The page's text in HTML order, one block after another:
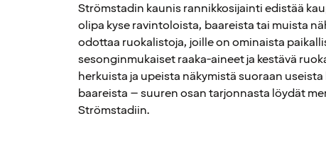
Strömstadin kaunis rannikkosijainti edistää
olipa kyse ravintoloista, baareista tai muista
odottaa ruokalistoja, joille on ominaista
sesonginmukaiset raaka-aineet ja kestävä
herkuista ja upeista näkymistä suoraan
baareista – suuren osan tarjonnasta löydät
Strömstadiin.